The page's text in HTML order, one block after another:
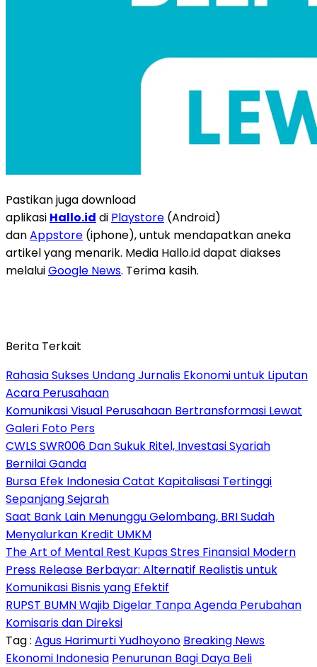
Pastikan juga download
aplikasi Hallo.id di Playstore (Android)
danAppstore (iphone), untuk mendapatkan aneka
artikel yang menarik. Media Hallo.id dapat diakses
melaluiGoogle News. Terima kasih.
Berita Terkait
Rahasia Sukses Undang Jurnalis Ekonomi untuk Liputan
Acara Perusahaan
Komunikasi Visual Perusahaan Bertransformasi Lewat
Galeri Foto Pers
CWLS SWR006 Dan Sukuk Ritel, Investasi Syariah
Bernilai Ganda
Bursa Efek Indonesia Catat Kapitalisasi Tertinggi
Sepanjang Sejarah
Saat Bank Lain Menunggu Gelombang, BRI Sudah
Menyalurkan Kredit UMKM
The Art of Mental Rest Kupas Stres Finansial Modern
Press Release Berbayar: Alternatif Realistis untuk
Komunikasi Bisnis yang Efektif
RUPST BUMN Wajib Digelar Tanpa Agenda Perubahan
Komisaris dan Direksi
Tag : Agus Harimurti Yudhoyono Breaking News
Ekonomi Indonesia Penurunan Bagi Daya Beli